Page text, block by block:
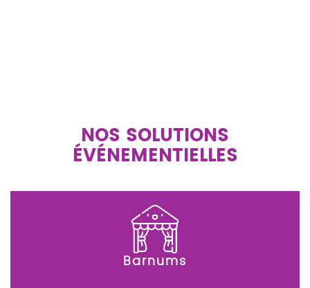
NOS SOLUTIONS
ÉVÉNEMENTIELLES
Barnums